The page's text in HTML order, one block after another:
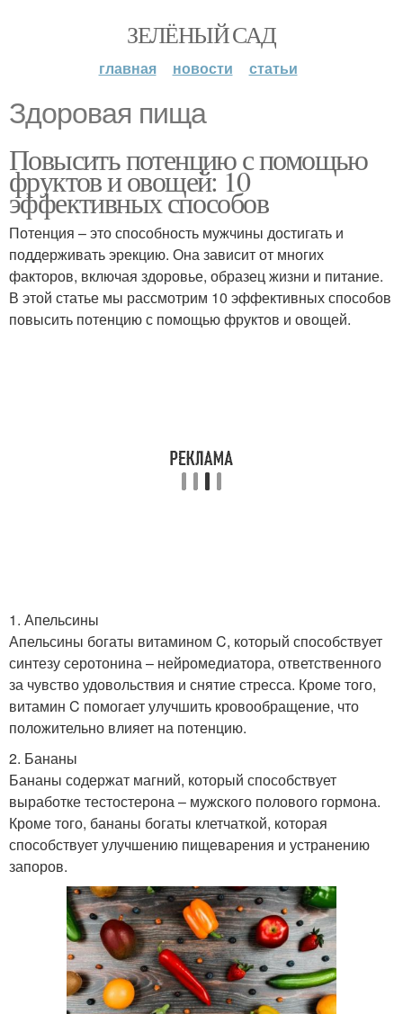
ЗЕЛЁНЫЙ САД
главная новости статьи
Здоровая пища
Повысить потенцию с помощью
фруктов и овощей: 10
эффективных способов
Потенция – это способность мужчины достигать и
поддерживать эрекцию. Она зависит от многих
факторов, включая здоровье, образец жизни и питание.
В этой статье мы рассмотрим 10 эффективных способов
повысить потенцию с помощью фруктов и овощей.
1. Апельсины
Апельсины богаты витамином C, который способствует
синтезу серотонина – нейромедиатора, ответственного
за чувство удовольствия и снятие стресса. Кроме того,
витамин C помогает улучшить кровообращение, что
положительно влияет на потенцию.
2. Бананы
Бананы содержат магний, который способствует
выработке тестостерона – мужского полового гормона.
Кроме того, бананы богаты клетчаткой, которая
способствует улучшению пищеварения и устранению
запоров.